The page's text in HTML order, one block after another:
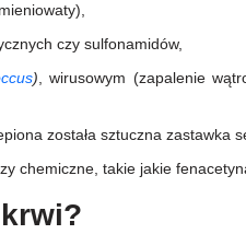
czy sulfonamidów,
) , wirusowym (zapalenie
została sztuczna zastawka
chemiczne, takie jakie